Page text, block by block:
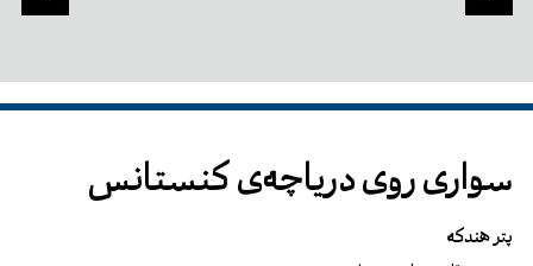
سواری روی دریاچه‌ی کنستانس
پتر هندکه